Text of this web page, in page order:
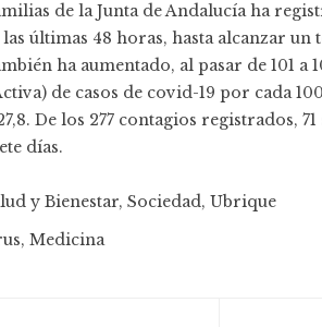
de la Junta de Andalucía ha
últimas 48 horas, hasta alcanzar un
ha aumentado, al pasar de 101 a
de casos de covid-19 por cada
De los 277 contagios registrados,
días.
y Bienestar, Sociedad, Ubrique
, Medicina